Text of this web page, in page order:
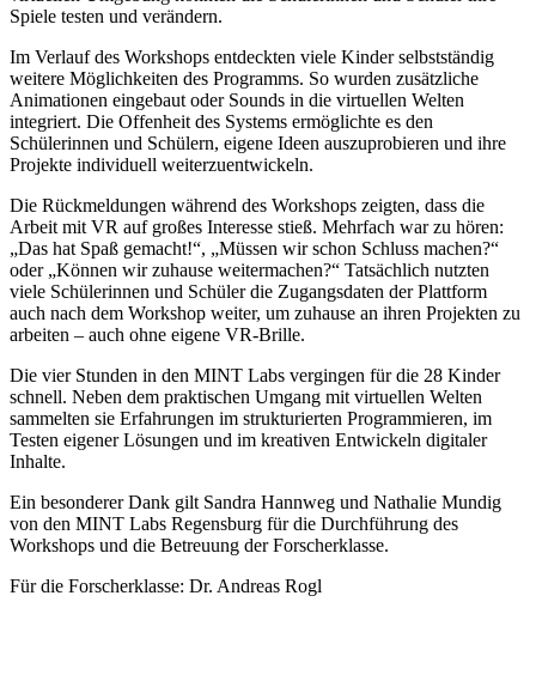
Spiele testen und verändern.
Im Verlauf des Workshops entdeckten viele Kinder selbstständig
weitere Möglichkeiten des Programms. So wurden zusätzliche
Animationen eingebaut oder Sounds in die virtuellen Welten
integriert. Die Offenheit des Systems ermöglichte es den
Schülerinnen und Schülern, eigene Ideen auszuprobieren und ihre
Projekte individuell weiterzuentwickeln.
Die Rückmeldungen während des Workshops zeigten, dass die
Arbeit mit VR auf großes Interesse stieß. Mehrfach war zu hören:
„Das hat Spaß gemacht!“, „Müssen wir schon Schluss machen?“
oder „Können wir zuhause weitermachen?“ Tatsächlich nutzten
viele Schülerinnen und Schüler die Zugangsdaten der Plattform
auch nach dem Workshop weiter, um zuhause an ihren Projekten zu
arbeiten – auch ohne eigene VR-Brille.
Die vier Stunden in den MINT Labs vergingen für die 28 Kinder
schnell. Neben dem praktischen Umgang mit virtuellen Welten
sammelten sie Erfahrungen im strukturierten Programmieren, im
Testen eigener Lösungen und im kreativen Entwickeln digitaler
Inhalte.
Ein besonderer Dank gilt Sandra Hannweg und Nathalie Mundig
von den MINT Labs Regensburg für die Durchführung des
Workshops und die Betreuung der Forscherklasse.
Für die Forscherklasse: Dr. Andreas Rogl